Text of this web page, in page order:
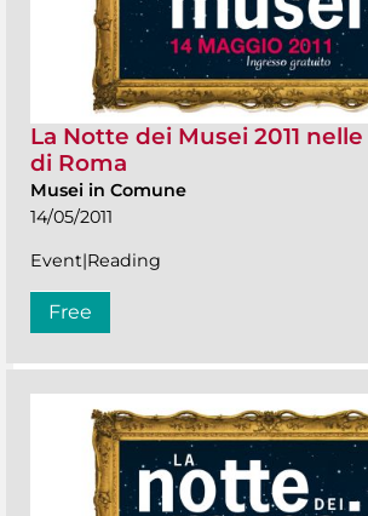
La Notte dei Musei 2011
di Roma
Musei in Comune
14/05/2011
Event|Reading
Free